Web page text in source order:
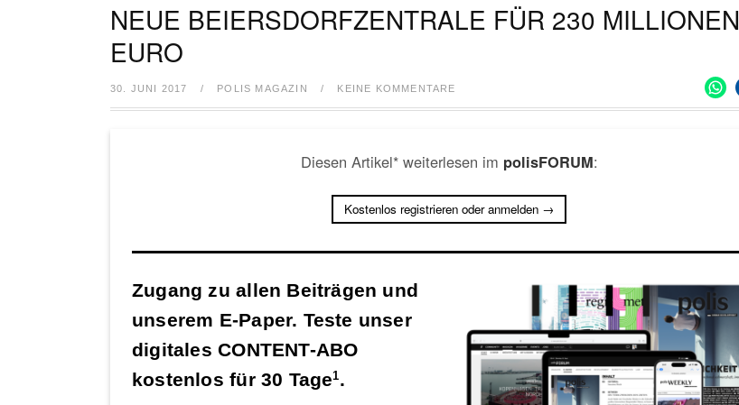
NEUE BEIERSDORFZENTRALE FÜR 230 MILLIONEN
EURO
30. JUNI 2017 / POLIS MAGAZIN / KEINE KOMMENTARE
Diesen Artikel* weiterlesen im polisFORUM:
Kostenlos registrieren oder anmelden →
Zugang zu allen Beiträgen und
unserem E-Paper. Teste unser
digitales CONTENT-ABO
kostenlos für 30 Tage1.